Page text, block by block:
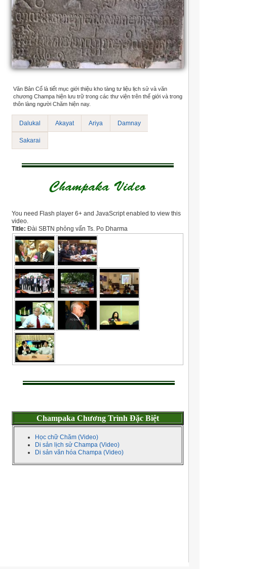
Văn Bản Cổ là tiết mục giới thiệu kho tàng tư liệu lịch sử và văn
chương Champa hiện lưu trữ trong các thư viện trên thế giới và trong
thôn làng người Chăm hiện nay.
Dalukal Akayat Ariya Damnay
Sakarai
You need Flash player 6+ and JavaScript enabled to view this
video.
Title: Đài SBTN phỏng vấn Ts. Po Dharma
Champaka Chương Trình Đặc Biệt
Học chữ Chăm (Video)
Di sản lịch sử Champa (Video)
Di sản văn hóa Champa (Video)